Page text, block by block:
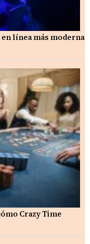
en línea más moderna
Crazy Time